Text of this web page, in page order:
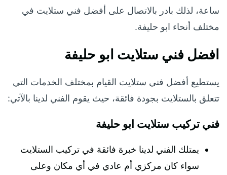
ساعة، لذلك بادر بالاتصال على أفضل فني ستلايت في
مختلف أنحاء ابو حليفة.
افضل فني ستلايت ابو حليفة
يستطيع أفضل فني ستلايت القيام بمختلف الخدمات التي
تتعلق بالستلايت بجودة فائقة، حيث يقوم الفني لدينا بالآتي:
فني تركيب ستلايت ابو حليفة
يمتلك الفني لدينا خبرة فائقة في تركيب الستلايت
سواء كان مركزي أم عادي في أي مكان وعلى